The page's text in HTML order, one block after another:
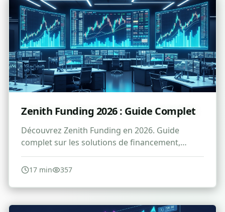
Zenith Funding 2026 : Guide Complet
Découvrez Zenith Funding en 2026. Guide
complet sur les solutions de financement,
investissement et stratégies pour maximiser
votre capital.
17 min 357